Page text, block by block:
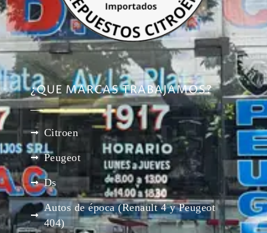
¿QUE MARCAS TRABAJAMOS?
Citroen
Peugeot
Ds
Autos de época (Renault 4 y Peugeot
404)